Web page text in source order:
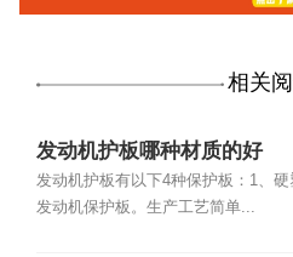
相关
发动机护板哪种材质的好
发动机护板有以下4种保护板：1、
发动机保护板。生产工艺简单...